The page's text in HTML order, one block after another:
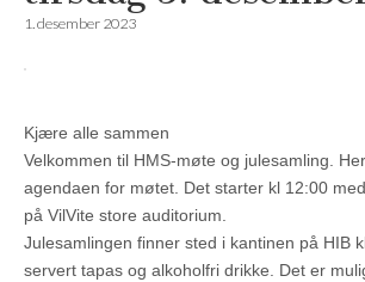
1. desember 2023
Kjære alle sammen
Velkommen til HMS-møte og julesamling.
agendaen for møtet. Det starter kl 12:00
på VilVite store auditorium.
Julesamlingen finner sted i kantinen på HIB
servert tapas og alkoholfri drikke. Det er